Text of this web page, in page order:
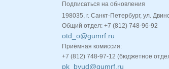
Подписаться на обновления
198035, г. Санкт-Петербург, ул.
Общий отдел: +7 (812) 748-96-92
otd_o@gumrf.ru
Приёмная комиссия:
+7 (812) 748-97-12 (бюджетное
pk_byud@gumrf.ru